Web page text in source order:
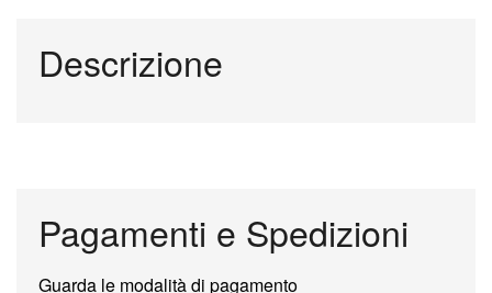
Descrizione
Pagamenti e Spedizioni
Guarda le modalità di pagamento